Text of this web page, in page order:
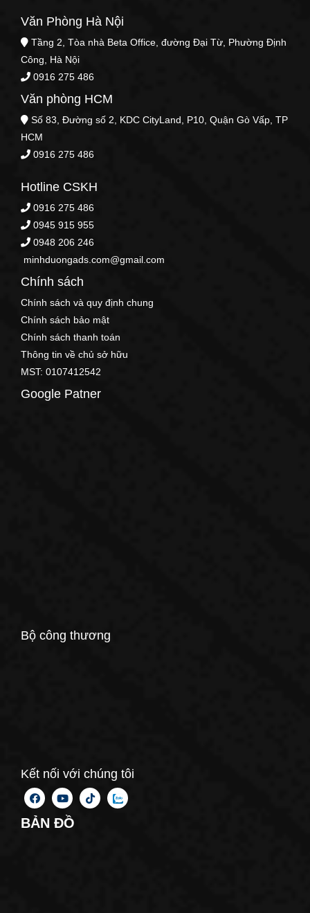
Văn Phòng Hà Nội
Tầng 2, Tòa nhà Beta Office, đường Đại Từ, Phường Định
Công, Hà Nội
0916 275 486
Văn phòng HCM
Số 83, Đường số 2, KDC CityLand, P10, Quận Gò Vấp, TP
HCM
0916 275 486
Hotline CSKH
0916 275 486
0945 915 955
0948 206 246
minhduongads.com@gmail.com
Chính sách
Chính sách và quy định chung
Chính sách bảo mật
Chính sách thanh toán
Thông tin về chủ sở hữu
MST: 0107412542
Google Patner
Bộ công thương
Kết nối với chúng tôi
BẢN ĐỒ